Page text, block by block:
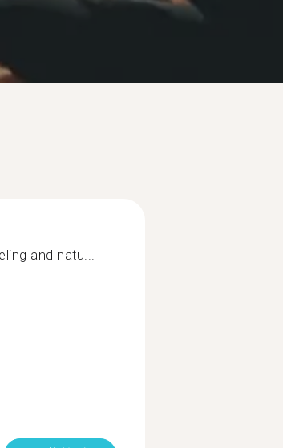
and natu...